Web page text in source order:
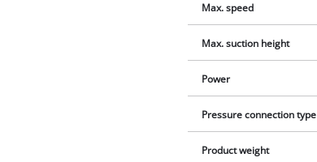
Max. speed
Max. suction height
Power
Pressure connection type
Product weight